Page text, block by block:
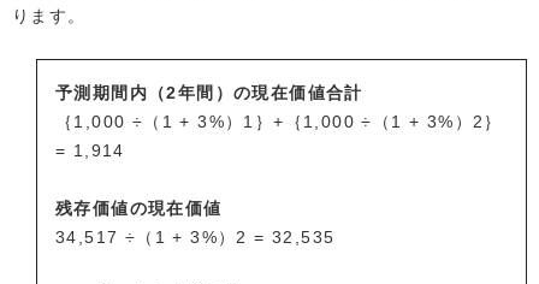
ります。
予測期間内（2年間）の現在価値合計
｛1,000 ÷（1 + 3%）1｝+｛1,000 ÷（1 + 3%）2｝
= 1,914
残存価値の現在価値
34,517 ÷（1 + 3%）2 = 32,535